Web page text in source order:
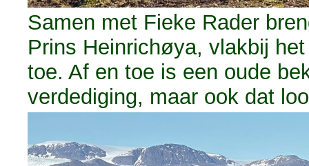
Samen met Fieke Rader
Prins Heinrichøya, vlakbij
toe. Af en toe is een oude
verdediging, maar ook dat